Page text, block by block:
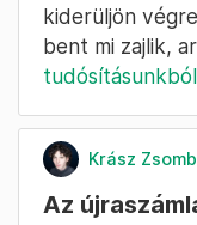
kiderüljön
bent mi zajlik,
tudósításunkból
Krász
Az